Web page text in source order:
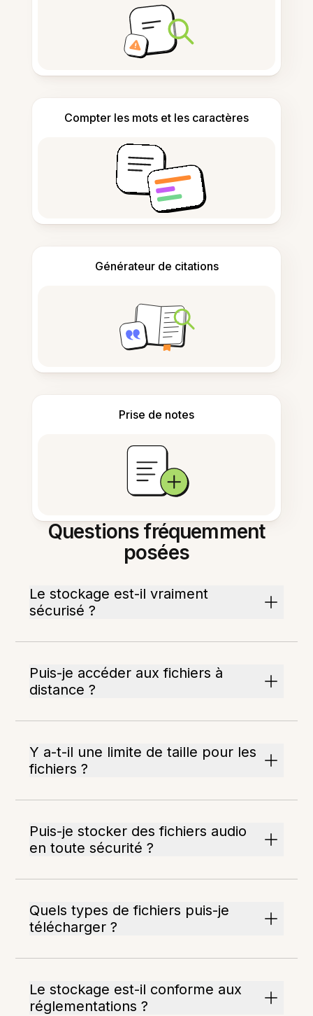
Compter les mots et les caractères
Générateur de citations
Prise de notes
Questions fréquemment
posées
Le stockage est-il vraiment
sécurisé ?
Puis-je accéder aux fichiers à
distance ?
Y a-t-il une limite de taille pour les
fichiers ?
Puis-je stocker des fichiers audio
en toute sécurité ?
Quels types de fichiers puis-je
télécharger ?
Le stockage est-il conforme aux
réglementations ?